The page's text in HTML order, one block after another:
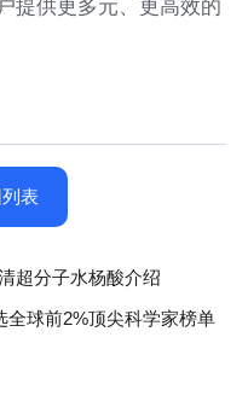
提供更多元、更高效的
表
超分子水杨酸介绍
全球前2%顶尖科学家榜单